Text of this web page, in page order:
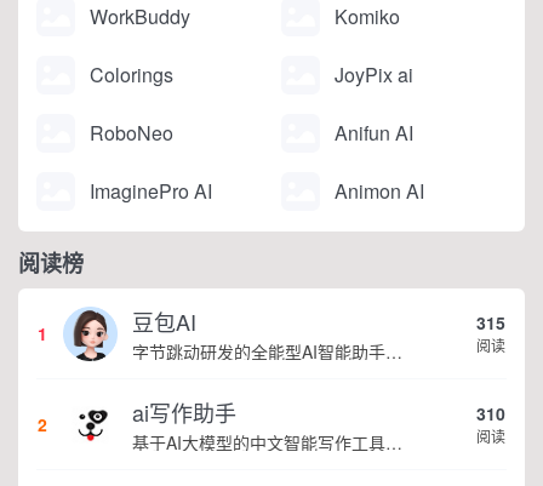
WorkBuddy Komiko
Colorings JoyPix ai
RoboNeo Anifun AI
ImaginePro AI Animon AI
阅读榜
1 豆包AI
字节跳动研发的全能型AI智能助手，提供智能对话、知识问答、内容创作、学习办公等一站式AI服务
315
阅读
2 ai写作助手
基于AI大模型的中文智能写作工具，面向学生、自媒体、职场人士提供一站式文本创作服务 核心定位 AI写作助手是依托人工智能技术打造的创作辅助平台，专注中文文本生成与优化，帮助用户快速完成各类文案、文章、论文等内容创作，提升写作效率 核心功能 ...
310
阅读